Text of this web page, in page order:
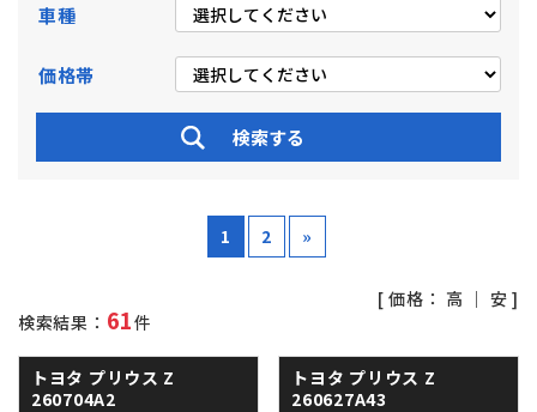
車種
価格帯
1 2 »
検索結果： 61件
[ 価格： 高 ｜ 安 ]
トヨタ プリウス Z
260704A2
トヨタ プリウス Z
260627A43